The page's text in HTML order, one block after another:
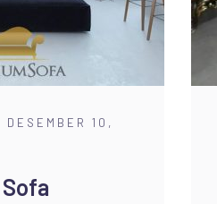
DESEMBER 10,